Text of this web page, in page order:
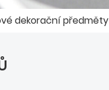
dekorační předměty